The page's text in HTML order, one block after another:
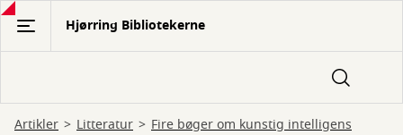
Gå
hovedindhold
Hjørring Bibliotekerne
Artikler Litteratur Fire bøger om kunstig intelligens